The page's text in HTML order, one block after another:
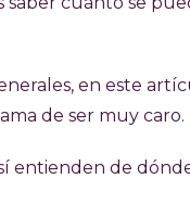
entre ¥1100 (USD
de 40 horas
alquiler,
para no residentes,
de las horas
en este
de ser muy caro.
entienden de